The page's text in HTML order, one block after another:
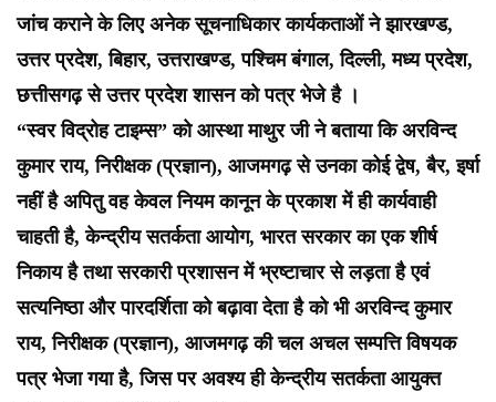
जांच कराने के लिए अनेक सूचनाधिकार कार्यकताओं ने झारखण्ड,
उत्तर प्रदेश, बिहार, उत्तराखण्ड, पश्चिम बंगाल, दिल्ली, मध्य प्रदेश,
छत्तीसगढ़ से उत्तर प्रदेश शासन को पत्र भेजे है ।
“स्वर विद्रोह टाइम्स” को आस्था माथुर जी ने बताया कि अरविन्द
कुमार राय, निरीक्षक (प्रज्ञान), आजमगढ़ से उनका कोई द्वेष, बैर, इर्षा
नहीं है अपितु वह केवल नियम कानून के प्रकाश में ही कार्यवाही
चाहती है, केन्द्रीय सतर्कता आयोग, भारत सरकार का एक शीर्ष
निकाय है तथा सरकारी प्रशासन में भ्रष्टाचार से लड़ता है एवं
सत्यनिष्ठा और पारदर्शिता को बढ़ावा देता है को भी अरविन्द कुमार
राय, निरीक्षक (प्रज्ञान), आजमगढ़ की चल अचल सम्पत्ति विषयक
पत्र भेजा गया है, जिस पर अवश्य ही केन्द्रीय सतर्कता आयुक्त